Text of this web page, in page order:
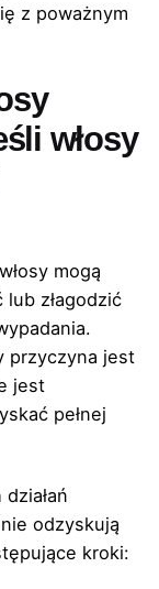
z poważnym
włosy
mogą
złagodzić
przyczyna jest
jest
pełnej
odzyskują
kroki: